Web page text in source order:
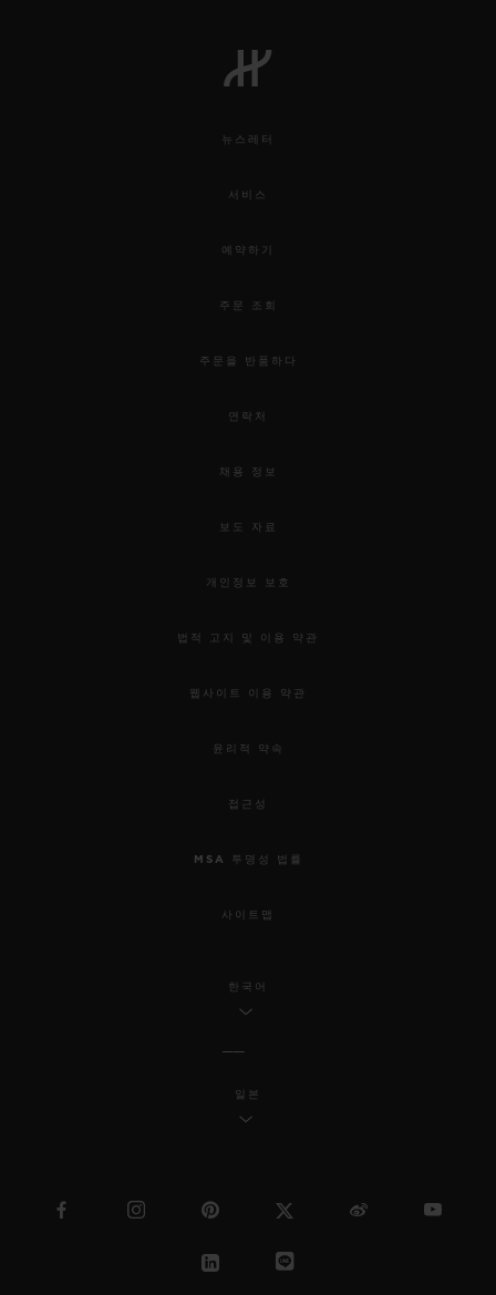
뉴스레터
서비스
예약하기
주문 조회
주문을 반품하다
연락처
채용 정보
보도 자료
개인정보 보호
법적 고지 및 이용 약관
웹사이트 이용 약관
윤리적 약속
접근성
MSA 투명성 법률
사이트맵
한국어
일본